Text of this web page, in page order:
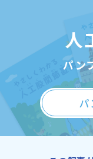
人
パン
パ